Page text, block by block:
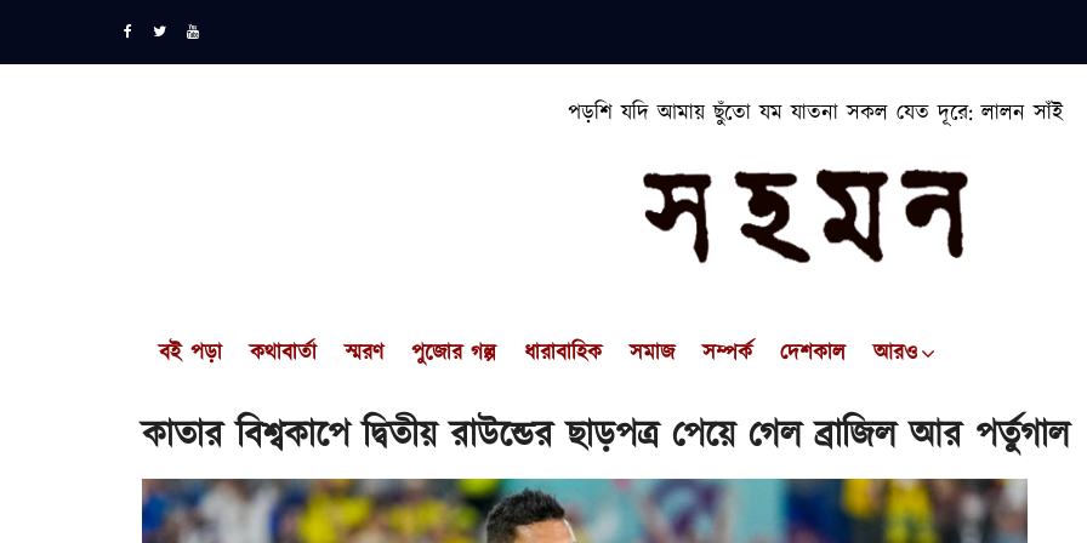
পড়শি যদি আমায় ছুঁতো যম যাতনা সকল যেত দূরে: লালন সাঁই
বই পড়া কথাবার্তা স্মরণ পুজোর গল্প ধারাবাহিক সমাজ সম্পর্ক দেশকাল আরও
কাতার বিশ্বকাপে দ্বিতীয় রাউন্ডের ছাড়পত্র পেয়ে গেল ব্রাজিল আর পর্তুগাল